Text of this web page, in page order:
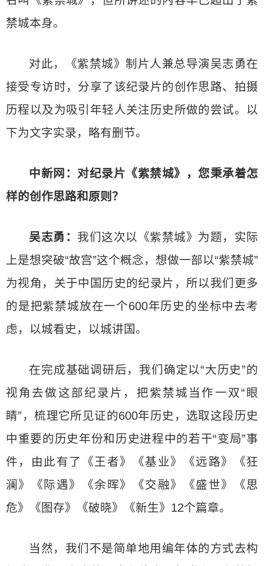
禁城本身。
对此，《紫禁城》制片人兼总导演吴志勇在
接受专访时，分享了该纪录片的创作思路、拍摄
历程以及为吸引年轻人关注历史所做的尝试。以
下为文字实录，略有删节。
中新网：对纪录片《紫禁城》，您秉承着怎
样的创作思路和原则？
吴志勇： 我们这次以《紫禁城》为题，实际
上是想突破“故宫”这个概念，想做一部以“紫禁城”
为视角，关于中国历史的纪录片，所以我们更多
的是把紫禁城放在一个600年历史的坐标中去考
虑，以城看史，以城讲国。
在完成基础调研后，我们确定以“大历史”的
视角去做这部纪录片，把紫禁城当作一双“眼
睛”，梳理它所见证的600年历史，选取这段历史
中重要的历史年份和历史进程中的若干“变局”事
件，由此有了《王者》《基业》《远路》《狂
澜》《际遇》《余晖》《交融》《盛世》《思
危》《图存》《破晓》《新生》12个篇章。
当然，我们不是简单地用编年体的方式去构